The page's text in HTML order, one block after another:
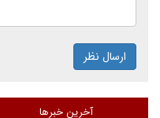
ارسال نظر
آخرین خبرها